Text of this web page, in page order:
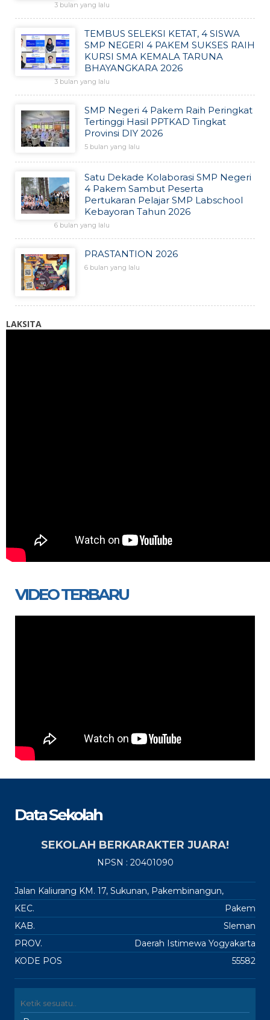
3 bulan yang lalu
TEMBUS SELEKSI KETAT, 4 SISWA
SMP NEGERI 4 PAKEM SUKSES RAIH
KURSI SMA KEMALA TARUNA
BHAYANGKARA 2026
3 bulan yang lalu
SMP Negeri 4 Pakem Raih Peringkat
Tertinggi Hasil PPTKAD Tingkat
Provinsi DIY 2026
5 bulan yang lalu
Satu Dekade Kolaborasi SMP Negeri
4 Pakem Sambut Peserta
Pertukaran Pelajar SMP Labschool
Kebayoran Tahun 2026
6 bulan yang lalu
PRASTANTION 2026
6 bulan yang lalu
LAKSITA
VIDEO TERBARU
Data Sekolah
SEKOLAH BERKARAKTER JUARA!
NPSN : 20401090
Jalan Kaliurang KM. 17, Sukunan, Pakembinangun,
KEC.
Pakem
KAB.
Sleman
PROV.
Daerah Istimewa Yogyakarta
KODE POS
55582